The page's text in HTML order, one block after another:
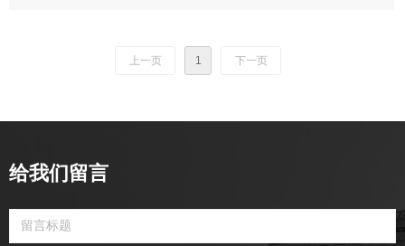
上一页 1 下一页
给我们留言